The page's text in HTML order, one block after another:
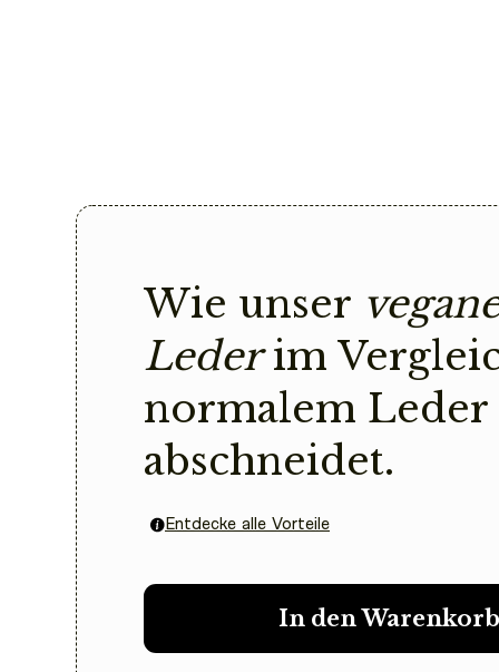
Wie unser
Lederim
normalem Leder
abschneidet.
Entdecke alle Vorteile
In den Warenkorb